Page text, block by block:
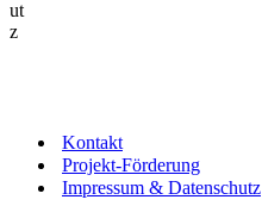
ut
z
Kontakt
Projekt-Förderung
Impressum & Datenschutz